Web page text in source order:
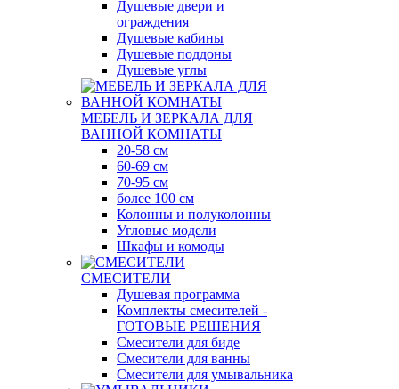
Душевые двери и
ограждения
Душевые кабины
Душевые поддоны
Душевые углы
МЕБЕЛЬ И ЗЕРКАЛА ДЛЯ
ВАННОЙ КОМНАТЫ
20-58 см
60-69 см
70-95 см
более 100 см
Колонны и полуколонны
Угловые модели
Шкафы и комоды
СМЕСИТЕЛИ
Душевая программа
Комплекты смесителей -
ГОТОВЫЕ РЕШЕНИЯ
Смесители для биде
Смесители для ванны
Смесители для умывальника